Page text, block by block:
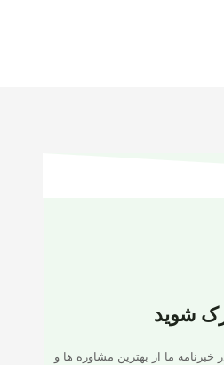
شوید
خبرنامه ما از بهترین مشاوره ها و